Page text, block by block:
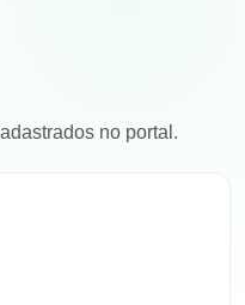
no portal.